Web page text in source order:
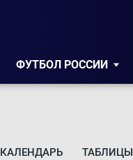
ФУТБОЛ РОССИИ
КАЛЕНДАРЬ ТАБЛИЦЫ